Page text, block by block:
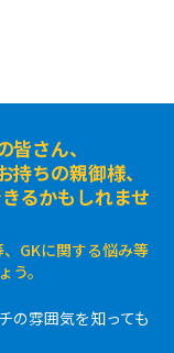
さん、
ちの親御様、
るかもしれませ
GKに関する悩み等
。
の雰囲気を知っても